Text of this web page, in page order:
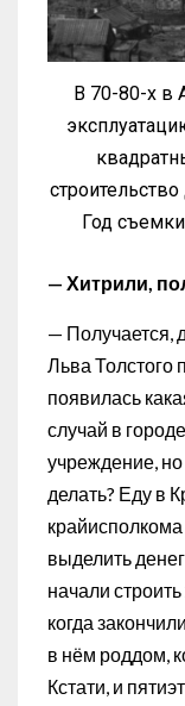
В 70-80-х в
Год
— Хитрили,
— Получается,
Льва Толстого
появилась
случай в
учреждение, но
делать? Еду в
крайисполкома
выделить
начали
когда
в нём роддом,
Кстати, и